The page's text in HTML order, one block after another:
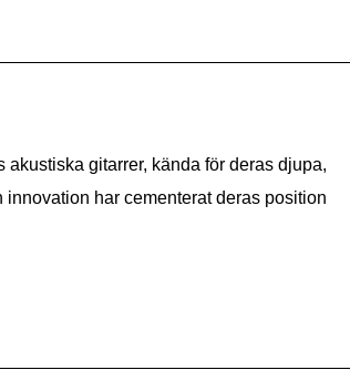
gitarrer, kända för deras djupa,
har cementerat deras position